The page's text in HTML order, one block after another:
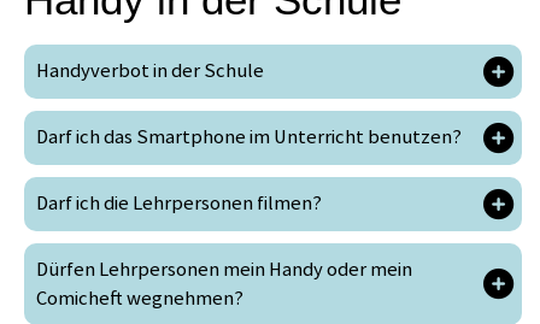
Handyverbot in der Schule
Darf ich das Smartphone im Unterricht benutzen?
Darf ich die Lehrpersonen filmen?
Dürfen Lehrpersonen mein Handy oder mein
Comicheft wegnehmen?